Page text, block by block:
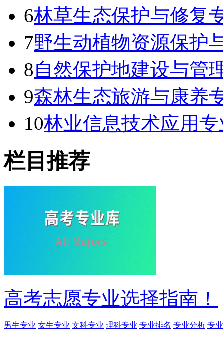
6林草生态保护与修复
7野生动植物资源保护
8自然保护地建设与管
9森林生态旅游与康养
10林业信息技术应用
栏目推荐
高考志愿专业选择指南！
男生专业 女生专业 文科专业 理科专业 专业排名 专业分析 专